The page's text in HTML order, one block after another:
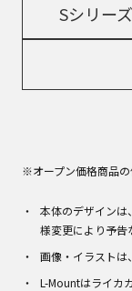
Sシリー
※オープン価格商品の
本体のデザインは
様変更により予告
画像・イラストは
L-Mountはライカ